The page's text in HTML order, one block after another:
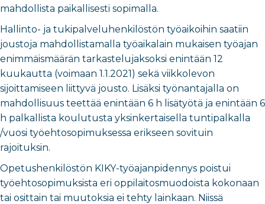
mahdollista paikallisesti sopimalla.
Hallinto- ja tukipalveluhenkilöstön työaikoihin saatiin
joustoja mahdollistamalla työaikalain mukaisen työajan
enimmäismäärän tarkastelujaksoksi enintään 12
kuukautta (voimaan 1.1.2021) sekä viikkolevon
sijoittamiseen liittyvä jousto. Lisäksi työnantajalla on
mahdollisuus teettää enintään 6 h lisätyötä ja enintään 6
h palkallista koulutusta yksinkertaisella tuntipalkalla
/vuosi työehtosopimuksessa erikseen sovituin
rajoituksin.
Opetushenkilöstön KIKY-työajanpidennys poistui
työehtosopimuksista eri oppilaitosmuodoista kokonaan
tai osittain tai muutoksia ei tehty lainkaan. Niissä